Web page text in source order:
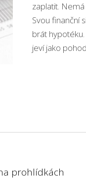
zaplatit.
Svou finanční
brát
jeví jako
prohlídkách